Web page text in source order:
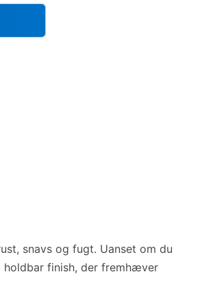
snavs og fugt. Uanset om du
holdbar finish, der fremhæver